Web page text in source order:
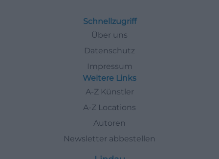
Schnellzugriff
Über uns
Datenschutz
Impressum
Weitere Links
A-Z Künstler
A-Z Locations
Autoren
Newsletter abbestellen